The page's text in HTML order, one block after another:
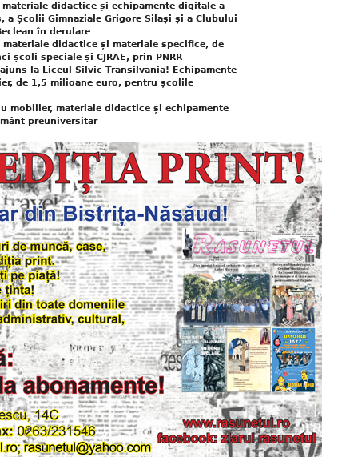
didactice și echipamente digitale a
a Școlii Gimnaziale Grigore Silași și a Clubului
în derulare
didactice și materiale specifice, de
școli speciale și CJRAE, prin PNRR
la Liceul Silvic Transilvania! Echipamente
de 1,5 milioane euro, pentru școlile
mobilier, materiale didactice și echipamente
preuniversitar